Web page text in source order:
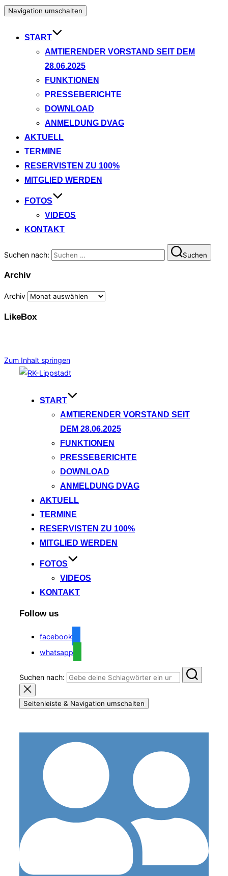
Navigation umschalten
START
AMTIERENDER VORSTAND SEIT DEM
28.06.2025
FUNKTIONEN
PRESSEBERICHTE
DOWNLOAD
ANMELDUNG DVAG
AKTUELL
TERMINE
RESERVISTEN ZU 100%
MITGLIED WERDEN
FOTOS
VIDEOS
KONTAKT
Suchen nach: Suchen
Archiv
Archiv
LikeBox
Zum Inhalt springen
START
AMTIERENDER VORSTAND SEIT
DEM 28.06.2025
FUNKTIONEN
PRESSEBERICHTE
DOWNLOAD
ANMELDUNG DVAG
AKTUELL
TERMINE
RESERVISTEN ZU 100%
MITGLIED WERDEN
FOTOS
VIDEOS
KONTAKT
Follow us
facebook
whatsapp
Suchen nach:
Seitenleiste & Navigation umschalten